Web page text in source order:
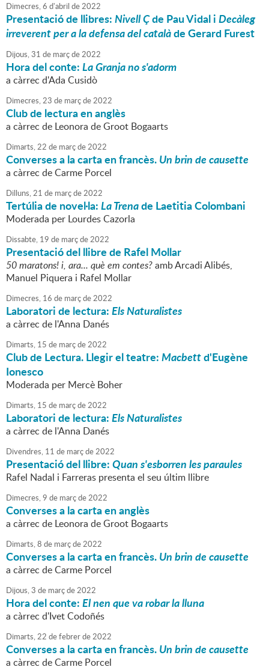
Dimecres,6 d'abril de2022
Presentació de llibres:Nivell Çde Pau Vidal iDecàleg
irreverent per a la defensa del catalàde Gerard Furest
Dijous,31 de marçde2022
Hora del conte:La Granja no s'adorm
a càrrec d'Ada Cusidò
Dimecres,23 de marçde2022
Club de lectura en anglès
a càrrec de Leonora de Groot Bogaarts
Dimarts,22 de marçde2022
Converses a la carta en francès.Un brin de causette
a càrrec de Carme Porcel
Dilluns,21 de marçde2022
Tertúlia de novel·la:La Trenade Laetitia Colombani
Moderada per Lourdes Cazorla
Dissabte, 19 de marçde2022
Presentació del llibre de Rafel Mollar
50 maratons! i, ara... què em contes?amb Arcadi Alibés,
Manuel Piquera i Rafel Mollar
Dimecres, 16 de marçde2022
Laboratori de lectura:Els Naturalistes
a càrrec de l'Anna Danés
Dimarts, 15 de marçde2022
Club de Lectura. Llegir el teatre:Macbettd'Eugène
Ionesco
Moderada per Mercè Boher
Dimarts, 15 de marçde2022
Laboratori de lectura:Els Naturalistes
a càrrec de l'Anna Danés
Divendres, 11 de marçde2022
Presentació del llibre:Quan s'esborren les paraules
Rafel Nadal i Farreras presenta el seu últim llibre
Dimecres,9 de marçde2022
Converses a la carta en anglès
a càrrec de Leonora de Groot Bogaarts
Dimarts,8 de marçde2022
Converses a la carta en francès.Un brin de causette
a càrrec de Carme Porcel
Dijous,3 de marçde2022
Hora del conte:El nen que va robar la lluna
a càrrec d'Ivet Codoñés
Dimarts,22 defebrerde2022
Converses a la carta en francès.Un brin de causette
a càrrec de Carme Porcel